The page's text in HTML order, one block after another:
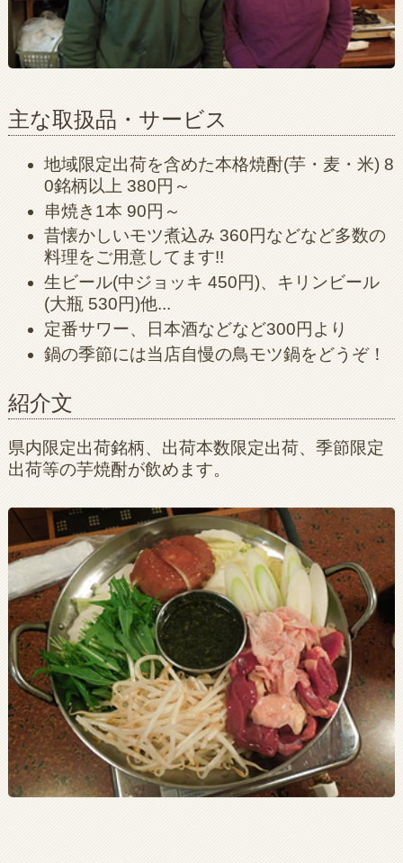
主な取扱品・サービス
地域限定出荷を含めた本格焼酎(芋・麦・米) 8
0銘柄以上 380円～
串焼き1本 90円～
昔懐かしいモツ煮込み 360円などなど多数の
料理をご用意してます!!
生ビール(中ジョッキ 450円)、キリンビール
(大瓶 530円)他...
定番サワー、日本酒などなど300円より
鍋の季節には当店自慢の鳥モツ鍋をどうぞ！
紹介文
県内限定出荷銘柄、出荷本数限定出荷、季節限定
出荷等の芋焼酎が飲めます。